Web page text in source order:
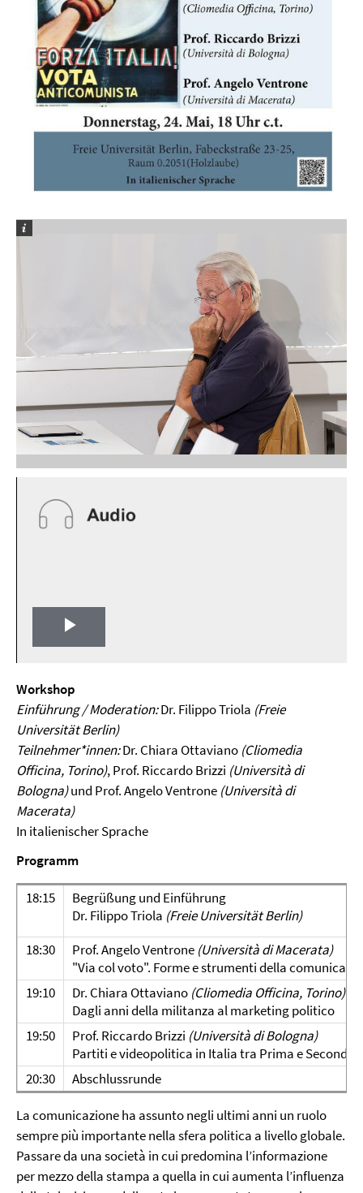
Play
Video
Workshop
Einführung / Moderation:Dr. Filippo Triola (Freie
Universität Berlin)
Teilnehmer*innen:Dr. Chiara Ottaviano (Cliomedia
Officina, Torino), Prof. Riccardo Brizzi (Università di
Bologna)und Prof. Angelo Ventrone (Università di
Macerata)
In italienischer Sprache
Programm
18:15
Begrüßung und Einführung
Dr. Filippo Triola (Freie Universität Berlin)
18:30
Prof. Angelo Ventrone (Università di Macerata)
"Via col voto". Forme e strumenti della
19:10
Dr. Chiara Ottaviano (Cliomedia Officina, Torino)
Dagli anni della militanza al marketing politico
19:50
Prof. Riccardo Brizzi (Università di Bologna)
Partiti e videopolitica in Italia tra Prima e Seconda
20:30
Abschlussrunde
La comunicazione ha assunto negli ultimi anni un ruolo
sempre più importante nella sfera politica a livello globale.
Passare da una società in cui predomina l’informazione
per mezzo della stampa a quella in cui aumenta l’influenza